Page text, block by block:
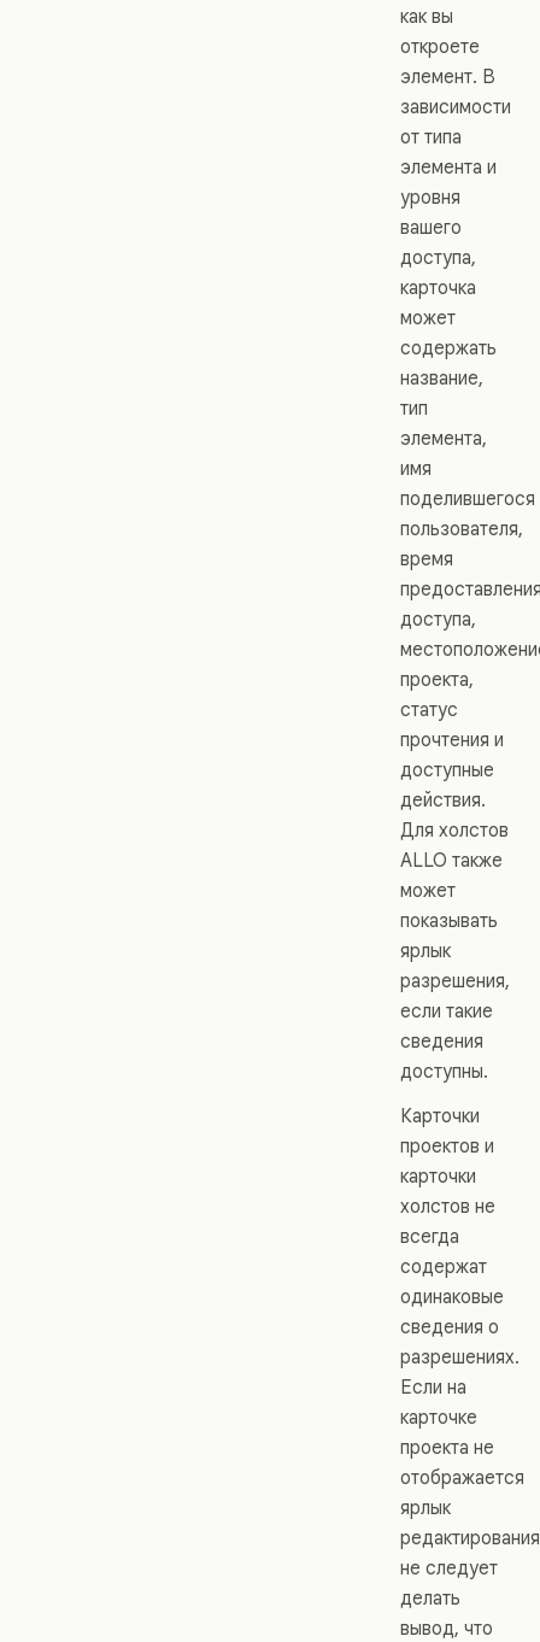
как вы
откроете
элемент. В
зависимости
от типа
элемента и
уровня
вашего
доступа,
карточка
может
содержать
название,
тип
элемента,
имя
поделившегося
пользователя,
время
доступа,
проекта,
статус
прочтения и
доступные
действия.
Для холстов
ALLO также
может
показывать
ярлык
разрешения,
если такие
сведения
доступны.
Карточки
проектов и
карточки
холстов не
всегда
содержат
одинаковые
сведения о
разрешениях.
Если на
карточке
проекта не
отображается
ярлык
не следует
делать
вывод, что